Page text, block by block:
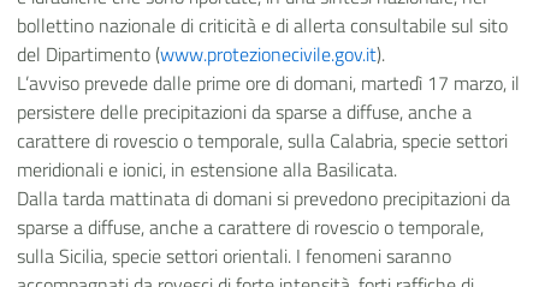
bollettino nazionale di criticità e di allerta consultabile sul sito
del Dipartimento (www.protezionecivile.gov.it).
L’avviso prevede dalle prime ore di domani, martedì 17 marzo, il
persistere delle precipitazioni da sparse a diffuse, anche a
carattere di rovescio o temporale, sulla Calabria, specie settori
meridionali e ionici, in estensione alla Basilicata.
Dalla tarda mattinata di domani si prevedono precipitazioni da
sparse a diffuse, anche a carattere di rovescio o temporale,
sulla Sicilia, specie settori orientali. I fenomeni saranno